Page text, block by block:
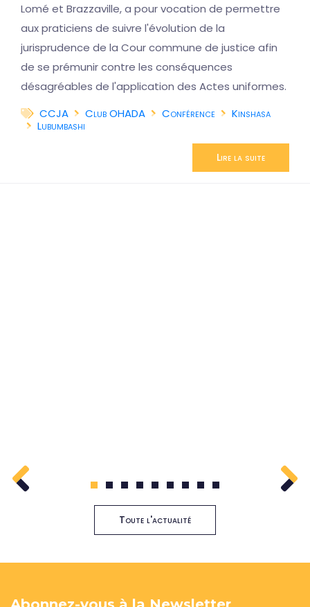
Lomé et Brazzaville, a pour vocation de permettre
aux praticiens de suivre l'évolution de la
jurisprudence de la Cour commune de justice afin
de se prémunir contre les conséquences
désagréables de l'application des Actes uniformes.
CCJA
Club OHADA Conférence
Kinshasa
Lubumbashi
Lire la suite
1 2 3 4 5 6 7 8 9
Toute l'actualité